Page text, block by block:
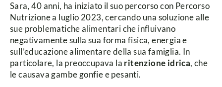
Sara, 40 anni, ha iniziato il suo percorso con Percorso
Nutrizione a luglio 2023, cercando una soluzione alle
sue problematiche alimentari che influivano
negativamente sulla sua forma fisica, energia e
sull’educazione alimentare della sua famiglia. In
particolare, la preoccupava la ritenzione idrica, che
le causava gambe gonfie e pesanti.